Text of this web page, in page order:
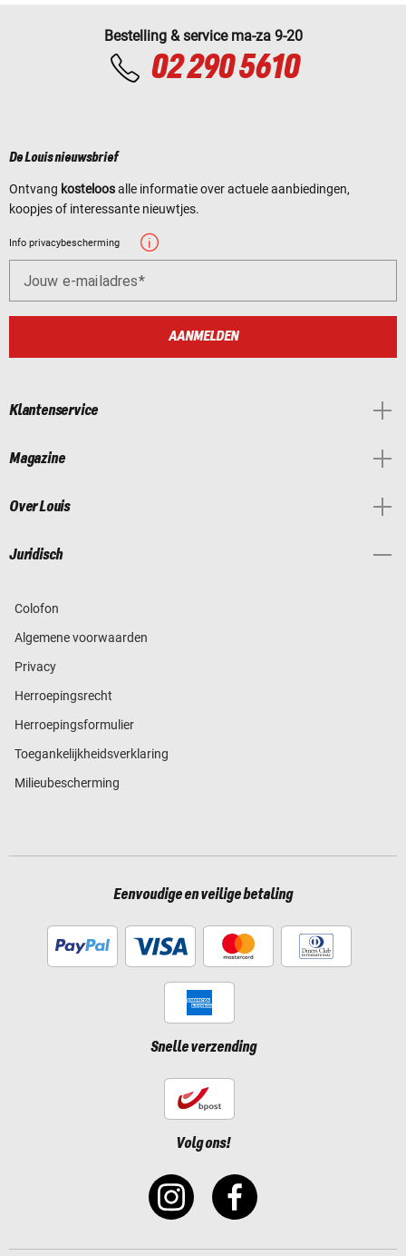
Bestelling & service ma-za 9-20
02 290 5610
De Louis nieuwsbrief
Ontvang kosteloosalle informatie over actuele aanbiedingen,
koopjes of interessante nieuwtjes.
Info privacybescherming
Jouw e-mailadres
AANMELDEN
Klantenservice
Magazine
Over Louis
Juridisch
Colofon
Algemene voorwaarden
Privacy
Herroepingsrecht
Herroepingsformulier
Toegankelijkheidsverklaring
Milieubescherming
Eenvoudige en veilige betaling
Snelle verzending
Volg ons!